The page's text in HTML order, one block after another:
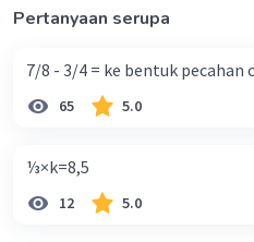
Pertanyaan serupa
7/8 - 3/4 = ke bentuk pecahan
65 5.0
⅓×k=8,5
12 5.0